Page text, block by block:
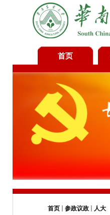
首页
首页 参政议政 人大